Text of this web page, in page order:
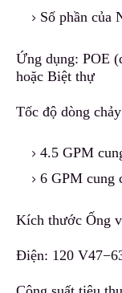
Số phần của
Ứng dụng: POE
hoặc Biệt thự
Tốc độ dòng
4.5 GPM
6 GPM cung
Kích thước Ống
Điện: 120